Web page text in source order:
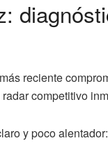
reciente
competitivo
y poco alentador: